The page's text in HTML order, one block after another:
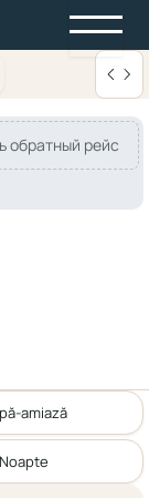
обратный рейс
amiază
Noapte